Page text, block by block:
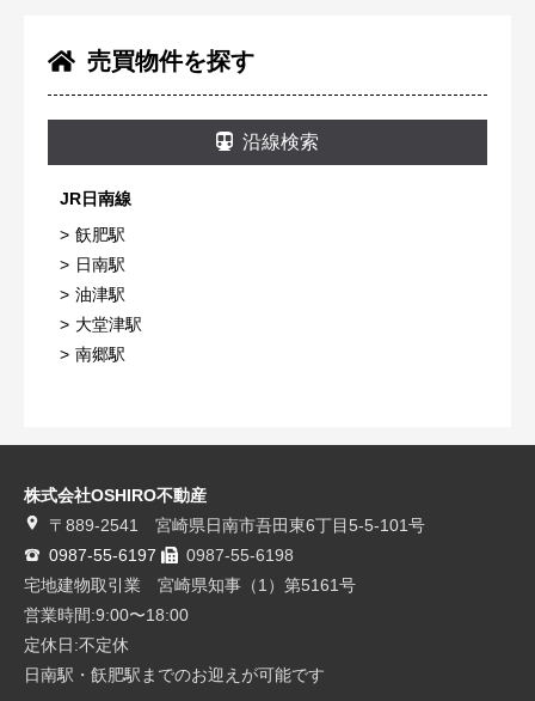
売買物件を探す
沿線検索
JR日南線
飫肥駅
日南駅
油津駅
大堂津駅
南郷駅
株式会社OSHIRO不動産
〒889-2541 宮崎県日南市吾田東6丁目5-5-101号
0987-55-6197
0987-55-6198
宅地建物取引業 宮崎県知事（1）第5161号
営業時間:9:00〜18:00
定休日:不定休
日南駅・飫肥駅までのお迎えが可能です